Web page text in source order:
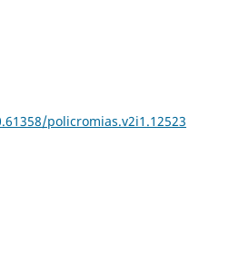
policromias.v2i1.12523